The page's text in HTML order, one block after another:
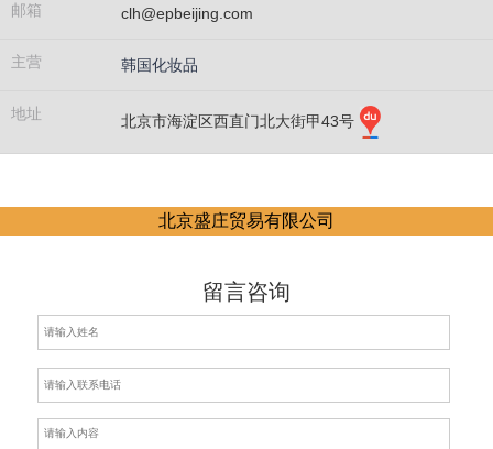
邮箱 clh@epbeijing.com
主营 韩国化妆品
地址 北京市海淀区西直门北大街甲43号
北京盛庄贸易有限公司
留言咨询